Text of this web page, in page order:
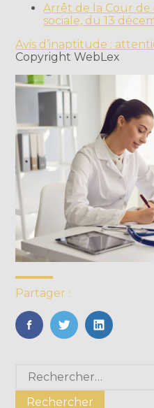
Arrêt de la Cour de
sociale, du 13
Avis d’inaptitude :
Copyright WebLex
Partager :
FaceBook
TwitterLinkedIn
Blog
sidebar
Rechercher :